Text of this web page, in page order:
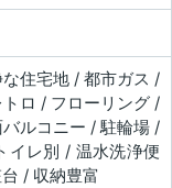
住宅地 / 都市ガス /
ロ / フローリング /
ルコニー / 駐輪場 /
イレ別 / 温水洗浄便
/ 収納豊富